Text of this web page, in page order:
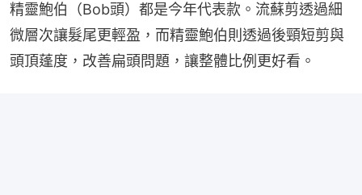
精靈鮑伯（Bob頭）都是今年代表款。流蘇剪透過細
微層次讓髮尾更輕盈，而精靈鮑伯則透過後頸短剪與
頭頂蓬度，改善扁頭問題，讓整體比例更好看。